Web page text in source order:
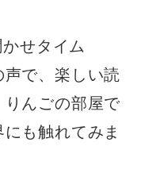
せタイム
で、楽しい読
んごの部屋で
も触れてみま